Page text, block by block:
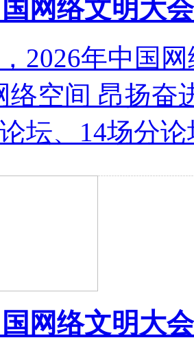
网络文明大
2026年中国
络空间 昂扬奋
坛、14场分
网络文明大